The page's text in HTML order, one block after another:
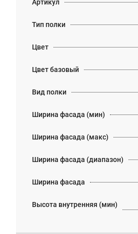
Артикул
Тип полки
Цвет
Цвет базовый
Вид полки
Ширина фасада (мин)
Ширина фасада (макс)
Ширина фасада (диапазон)
Ширина фасада
Высота внутренняя (мин)